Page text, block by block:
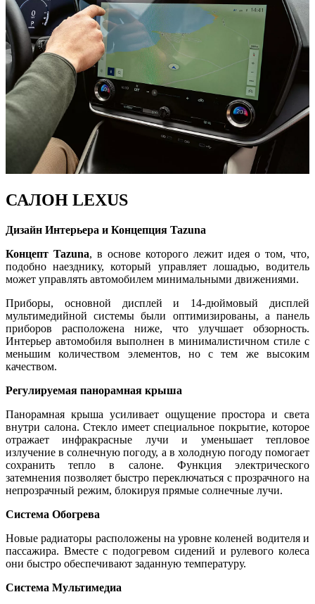
САЛОН LEXUS
Дизайн Интерьера и Концепция Tazuna
Концепт Tazuna, в основе которого лежит идея о том, что,
подобно наезднику, который управляет лошадью, водитель
может управлять автомобилем минимальными движениями.
Приборы, основной дисплей и 14-дюймовый дисплей
мультимедийной системы были оптимизированы, а панель
приборов расположена ниже, что улучшает обзорность.
Интерьер автомобиля выполнен в минималистичном стиле с
меньшим количеством элементов, но с тем же высоким
качеством.
Регулируемая панорамная крыша
Панорамная крыша усиливает ощущение простора и света
внутри салона. Стекло имеет специальное покрытие, которое
отражает инфракрасные лучи и уменьшает тепловое
излучение в солнечную погоду, а в холодную погоду помогает
сохранить тепло в салоне. Функция электрического
затемнения позволяет быстро переключаться с прозрачного на
непрозрачный режим, блокируя прямые солнечные лучи.
Система Обогрева
Новые радиаторы расположены на уровне коленей водителя и
пассажира. Вместе с подогревом сидений и рулевого колеса
они быстро обеспечивают заданную температуру.
Система Мультимедиа